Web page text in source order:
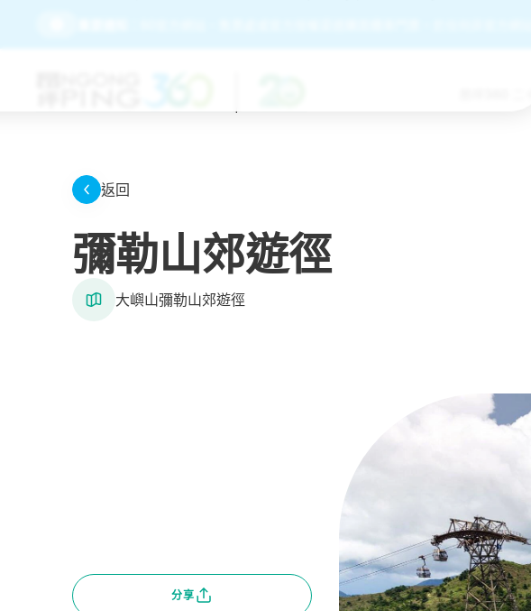
請務必經由昂坪360官方網站、售票處或官方授權渠道購買纜車門票。於任何非官方網站
昂坪360
返回
彌勒山郊遊徑
大嶼山彌勒山郊遊徑
分享